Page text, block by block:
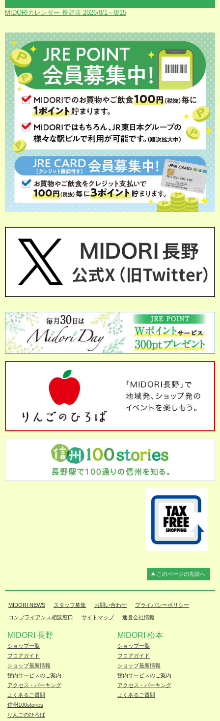
MIDORIカレンダー 長野店 2026/8/1～8/15
このページの先頭へ
MIDORI NEWS スタッフ募集 お問い合わせ プライバシーポリシー
コンプライアンス相談窓口 サイトマップ 運営会社情報
MIDORI 長野
ショップ一覧
フロアガイド
ショップ最新情報
館内サービスのご案内
アクセス・パーキング
よくあるご質問
信州100stories
りんごのひろば
MIDORI 松本
ショップ一覧
フロアガイド
ショップ最新情報
館内サービスのご案内
アクセス・パーキング
よくあるご質問